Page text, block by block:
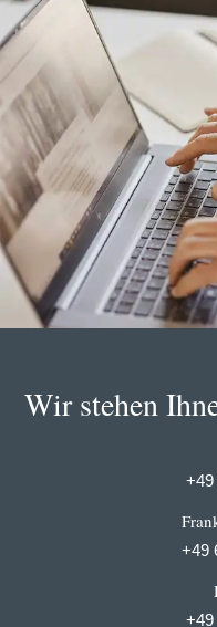
Wir stehen
+49
+49
+49